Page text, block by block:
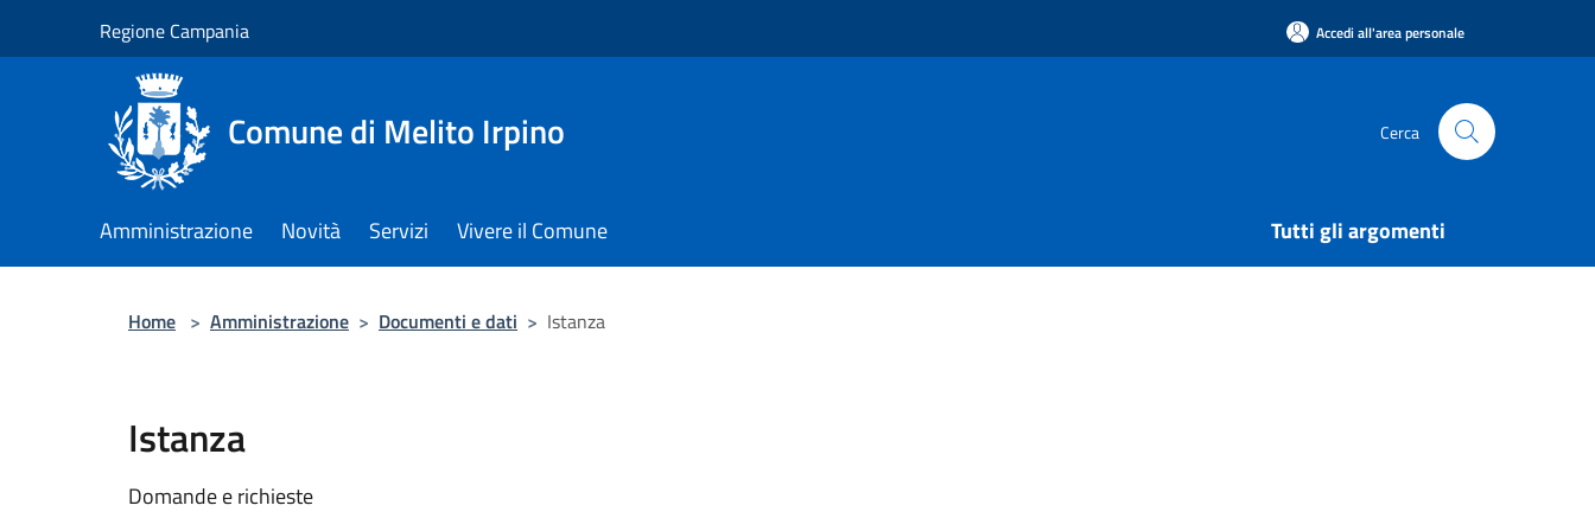
Regione Campania Accedi all'area personale
Comune di Melito Irpino Cerca
Amministrazione Novità Servizi Vivere il Comune Tutti gli argomenti
Home > Amministrazione > Documenti e dati > Istanza
Istanza
Domande e richieste